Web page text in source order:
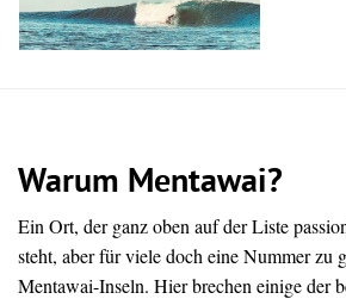
Warum Mentawai?
Ein Ort, der ganz oben auf der Liste
steht, aber für viele doch eine Nummer zu
Mentawai-Inseln. Hier brechen einige der